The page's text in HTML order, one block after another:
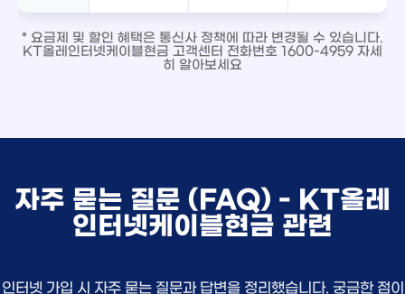
* 요금제 및 할인 혜택은 통신사 정책에 따라 변경될 수 있습니다.
KT올레인터넷케이블현금 고객센터 전화번호 1600-4959 자세
히 알아보세요
자주 묻는 질문 (FAQ) - KT올레
인터넷케이블현금 관련
인터넷 가입 시 자주 묻는 질문과 답변을 정리했습니다. 궁금한 점이